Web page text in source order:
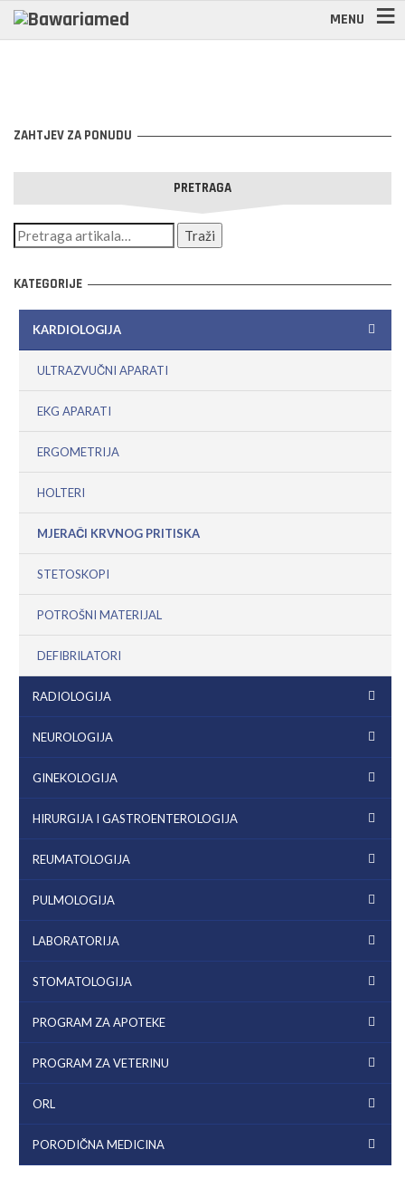
MENU
ZAHTJEV ZA PONUDU
PRETRAGA
KATEGORIJE
KARDIOLOGIJA
ULTRAZVUČNI APARATI
EKG APARATI
ERGOMETRIJA
HOLTERI
MJERAČI KRVNOG PRITISKA
STETOSKOPI
POTROŠNI MATERIJAL
DEFIBRILATORI
RADIOLOGIJA
NEUROLOGIJA
GINEKOLOGIJA
HIRURGIJA I GASTROENTEROLOGIJA
REUMATOLOGIJA
PULMOLOGIJA
LABORATORIJA
STOMATOLOGIJA
PROGRAM ZA APOTEKE
PROGRAM ZA VETERINU
ORL
PORODIČNA MEDICINA